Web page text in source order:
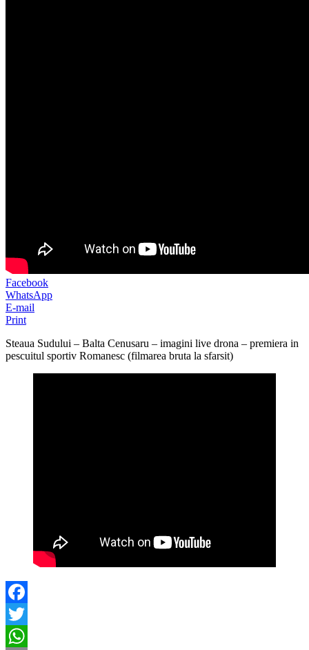
Facebook
WhatsApp
E-mail
Print
Steaua Sudului – Balta Cenusaru – imagini live drona – premiera in
pescuitul sportiv Romanesc (filmarea bruta la sfarsit)
Facebook
Twitter